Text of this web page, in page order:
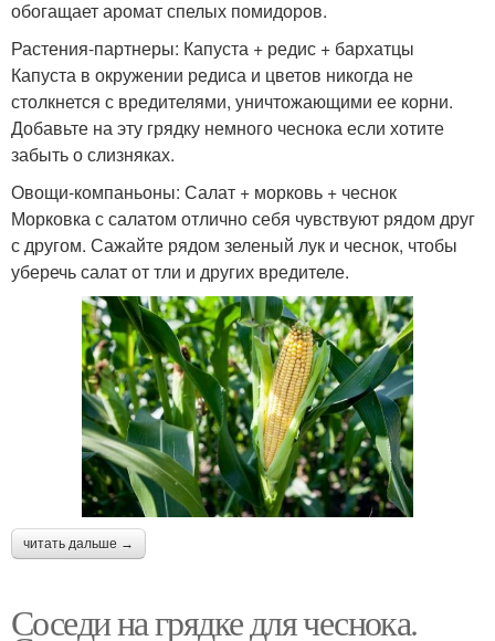
обогащает аромат спелых помидоров.
Растения-партнеры: Капуста + редис + бархатцы
Капуста в окружении редиса и цветов никогда не
столкнется с вредителями, уничтожающими ее корни.
Добавьте на эту грядку немного чеснока если хотите
забыть о слизняках.
Овощи-компаньоны: Салат + морковь + чеснок
Морковка с салатом отлично себя чувствуют рядом друг
с другом. Сажайте рядом зеленый лук и чеснок, чтобы
уберечь салат от тли и других вредителе.
читать дальше →
Соседи на грядке для чеснока.